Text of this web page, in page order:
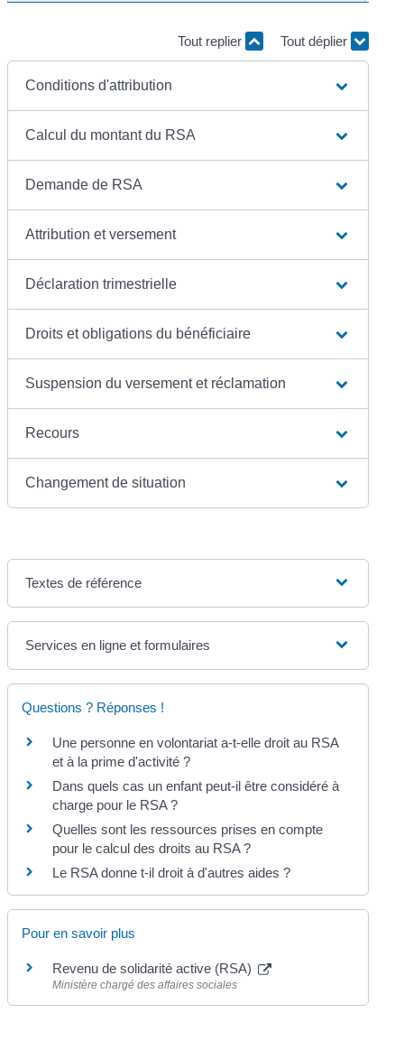
Tout replier Tout déplier
Conditions d'attribution
Calcul du montant du RSA
Demande de RSA
Attribution et versement
Déclaration trimestrielle
Droits et obligations du bénéficiaire
Suspension du versement et réclamation
Recours
Changement de situation
Textes de référence
Services en ligne et formulaires
Questions ? Réponses !
Une personne en volontariat a-t-elle droit au RSA
et à la prime d'activité ?
Dans quels cas un enfant peut-il être considéré à
charge pour le RSA ?
Quelles sont les ressources prises en compte
pour le calcul des droits au RSA ?
Le RSA donne t-il droit à d'autres aides ?
Pour en savoir plus
Revenu de solidarité active (RSA)
Ministère chargé des affaires sociales